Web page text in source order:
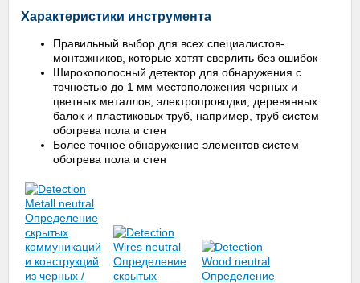
Характеристики инструмента
Правильный выбор для всех специалистов-
монтажников, которые хотят сверлить без ошибок
Широкополосный детектор для обнаружения с
точностью до 1 мм местоположения черных и
цветных металлов, электропроводки, деревянных
балок и пластиковых труб, например, труб систем
обогрева пола и стен
Более точное обнаружение элементов систем
обогрева пола и стен